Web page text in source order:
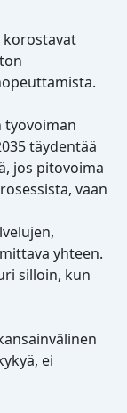
työvoiman
täydentää
jos pitovoima
vaan
yhteen.
silloin, kun
ei